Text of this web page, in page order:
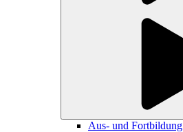
Aus- und Fortbildung